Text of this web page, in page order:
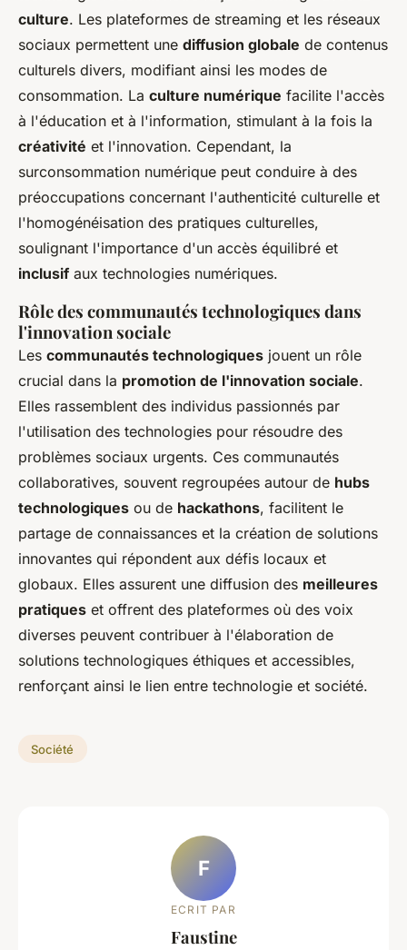
culture. Les plateformes de streaming et les réseaux
sociaux permettent une diffusion globale de contenus
culturels divers, modifiant ainsi les modes de
consommation. La culture numérique facilite l'accès
à l'éducation et à l'information, stimulant à la fois la
créativité et l'innovation. Cependant, la
surconsommation numérique peut conduire à des
préoccupations concernant l'authenticité culturelle et
l'homogénéisation des pratiques culturelles,
soulignant l'importance d'un accès équilibré et
inclusif aux technologies numériques.
Rôle des communautés technologiques dans
l'innovation sociale
Les communautés technologiques jouent un rôle
crucial dans la promotion de l'innovation sociale.
Elles rassemblent des individus passionnés par
l'utilisation des technologies pour résoudre des
problèmes sociaux urgents. Ces communautés
collaboratives, souvent regroupées autour de hubs
technologiques ou de hackathons, facilitent le
partage de connaissances et la création de solutions
innovantes qui répondent aux défis locaux et
globaux. Elles assurent une diffusion des meilleures
pratiques et offrent des plateformes où des voix
diverses peuvent contribuer à l'élaboration de
solutions technologiques éthiques et accessibles,
renforçant ainsi le lien entre technologie et société.
Société
F
ECRIT PAR
Faustine